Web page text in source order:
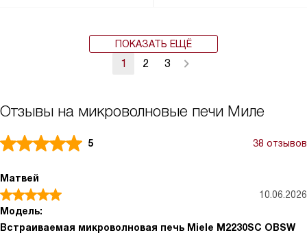
ПОКАЗАТЬ ЕЩЁ
1 2 3
Отзывы на микроволновые печи Миле
5 38 отзывов
Матвей
10.06.2026
Модель:
Встраиваемая микроволновая печь Miele M2230SC OBSW